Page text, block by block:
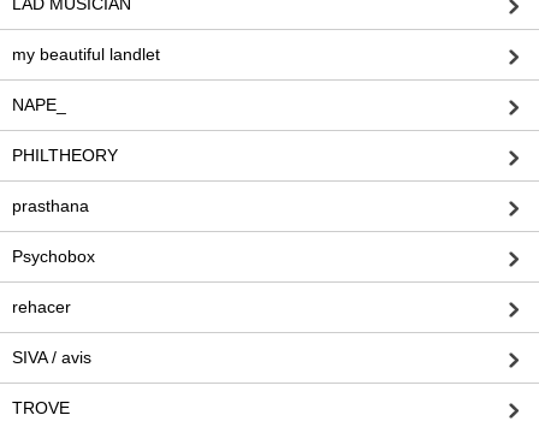
my beautiful landlet
NAPE_
PHILTHEORY
prasthana
Psychobox
rehacer
SIVA / avis
TROVE